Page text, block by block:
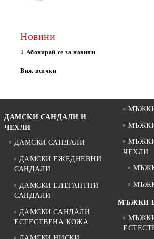
Новини
Абонирай се за новини
Виж всички
ДАМСКИ САНДАЛИ И
ЧЕХЛИ
ДАМСКИ САНДАЛИ
ДАМСКИ ЕЖЕДНЕВНИ
САНДАЛИ
ДАМСКИ ЕЛЕГАНТНИ
САНДАЛИ
ДАМСКИ САНДАЛИ
ЕСТЕСТВЕНА КОЖА
ЧЕХЛИ
МЪЖКИ